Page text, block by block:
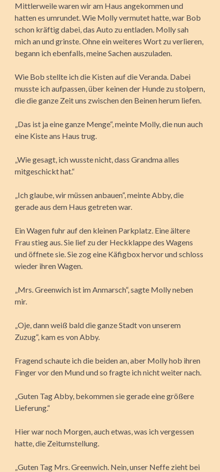
Mittlerweile waren wir am Haus angekommen und
hatten es umrundet. Wie Molly vermutet hatte, war Bob
schon kräftig dabei, das Auto zu entladen. Molly sah
mich an und grinste. Ohne ein weiteres Wort zu verlieren,
begann ich ebenfalls, meine Sachen auszuladen.
Wie Bob stellte ich die Kisten auf die Veranda. Dabei
musste ich aufpassen, über keinen der Hunde zu stolpern,
die die ganze Zeit uns zwischen den Beinen herum liefen.
„Das ist ja eine ganze Menge“, meinte Molly, die nun auch
eine Kiste ans Haus trug.
„Wie gesagt, ich wusste nicht, dass Grandma alles
mitgeschickt hat.“
„Ich glaube, wir müssen anbauen“, meinte Abby, die
gerade aus dem Haus getreten war.
Ein Wagen fuhr auf den kleinen Parkplatz. Eine ältere
Frau stieg aus. Sie lief zu der Heckklappe des Wagens
und öffnete sie. Sie zog eine Käfigbox hervor und schloss
wieder ihren Wagen.
„Mrs. Greenwich ist im Anmarsch“, sagte Molly neben
mir.
„Oje, dann weiß bald die ganze Stadt von unserem
Zuzug“, kam es von Abby.
Fragend schaute ich die beiden an, aber Molly hob ihren
Finger vor den Mund und so fragte ich nicht weiter nach.
„Guten Tag Abby, bekommen sie gerade eine größere
Lieferung.“
Hier war noch Morgen, auch etwas, was ich vergessen
hatte, die Zeitumstellung.
„Guten Tag Mrs. Greenwich. Nein, unser Neffe zieht bei